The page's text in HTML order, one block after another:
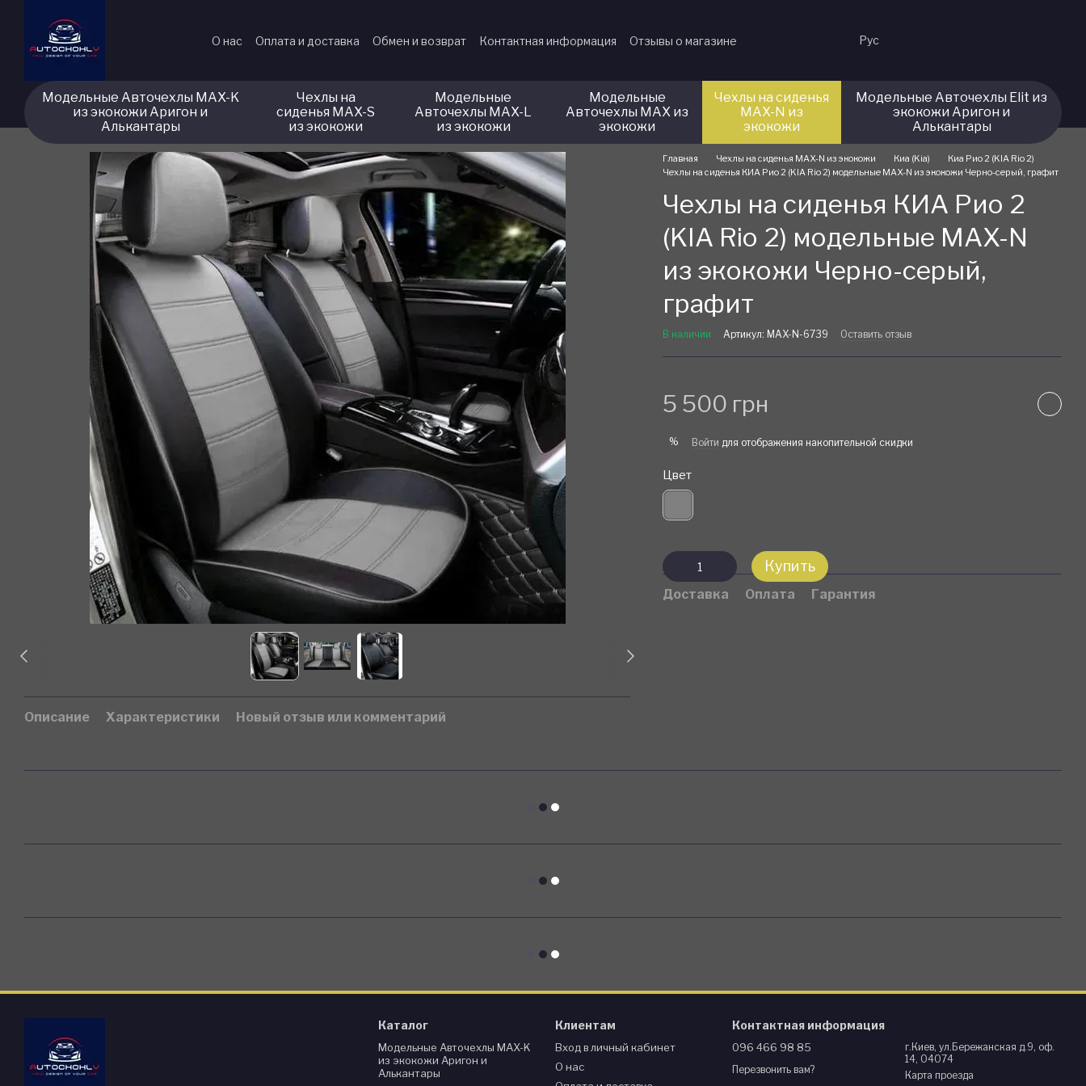
О нас Оплата и доставка Обмен и возврат Контактная информация Отзывы о магазине Рус
Модельные Авточехлы MAX-K
из экокожи Аригон и
Алькантары
Чехлы на
сиденья MAX-S
из экокожи
Модельные
Авточехлы MAX-L
из экокожи
Модельные
Авточехлы MAX из
экокожи
Чехлы на сиденья
MAX-N из
экокожи
Модельные Авточехлы Elit из
экокожи Аригон и
Алькантары
Описание Характеристики Новый отзыв или комментарий
Главная Чехлы на сиденья MAX-N из экокожи Киа (Kia)
Киа Рио 2 (KIA Rio 2)
Чехлы на сиденья КИА Рио 2 (KIA Rio 2) модельные MAX-N из экокожи Черно-серый, графит
Чехлы на сиденья КИА Рио 2
(KIA Rio 2) модельные MAX-N
из экокожи Черно-серый,
графит
В наличии Артикул: MAX-N-6739 Оставить отзыв
5 500 грн
% Войти для отображения накопительной скидки
Цвет
Купить
Доставка Оплата Гарантия
Каталог
Модельные Авточехлы MAX-K
из экокожи Аригон и
Алькантары
Клиентам
Вход в личный кабинет
О нас
Контактная информация
096 466 98 85
Перезвонить вам?
г.Киев, ул.Бережанская д.9, оф.
14, 04074
Карта проезда